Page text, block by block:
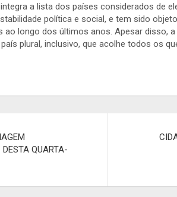
a lista dos países considerados de
política e social, e tem sido
ao longo dos últimos anos. Apesar disso,
plural, inclusivo, que acolhe todos os
QUARTA-